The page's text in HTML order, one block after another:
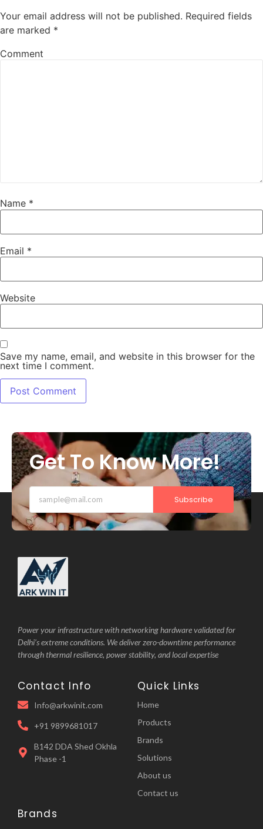
Your email address will not be published. Required fields
are marked *
Comment
Name *
Email *
Website
Save my name, email, and website in this browser for the
next time I comment.
Get To Know More!
Subscribe
Power your infrastructure with networking hardware validated for
Delhi’s extreme conditions. We deliver zero-downtime performance
through thermal resilience, power stability, and local expertise
Contact Info
Info@arkwinit.com
+91 9899681017
B142 DDA Shed Okhla
Phase -1
Quick Links
Home
Products
Brands
Solutions
About us
Contact us
Brands